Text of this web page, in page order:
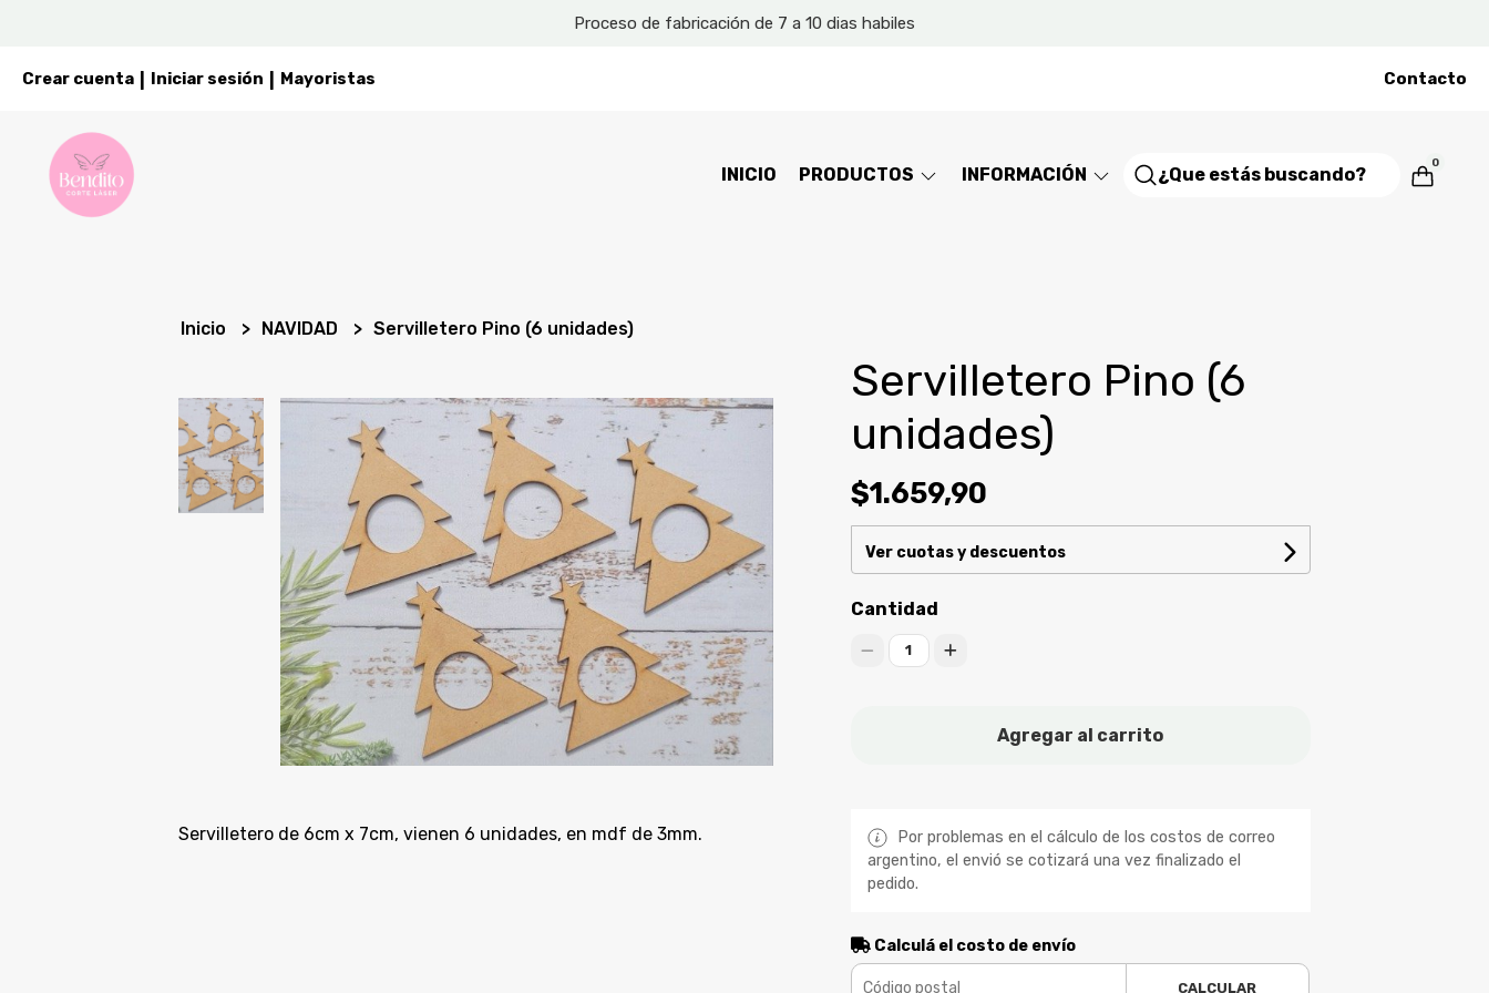
Proceso de fabricación de 7 a 10 dias habiles
Crear cuenta Iniciar sesión Mayoristas Contacto
INICIO PRODUCTOS INFORMACIÓN
0
Inicio NAVIDAD Servilletero Pino (6 unidades)
Servilletero de 6cm x 7cm, vienen 6 unidades, en mdf de 3mm.
Servilletero Pino (6
unidades)
$1.659,90
Ver cuotas y descuentos
Cantidad
1
Agregar al carrito
Por problemas en el cálculo de los costos de correo
argentino, el envió se cotizará una vez finalizado el
pedido.
Calculá el costo de envío
CALCULAR